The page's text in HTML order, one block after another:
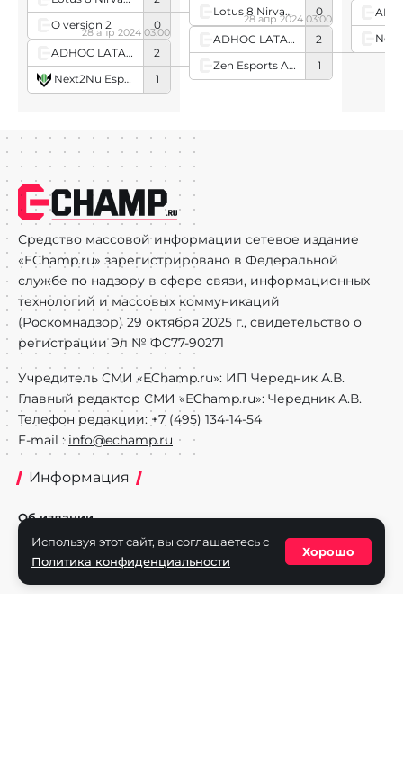
O version 2
0
ADHOC LATAM
2
Next2Nu Esports
1
28 апр 2024 03:00
Lotus 8 Nirvana
0
ADHOC LATAM
2
Zen Esports Academy
1
28 апр 2024 03:00
Средство массовой информации сетевое издание
«EChamp.ru» зарегистрировано в Федеральной
службе по надзору в сфере связи, информационных
технологий и массовых коммуникаций
(Роскомнадзор) 29 октября 2025 г., свидетельство о
регистрации Эл № ФС77-90271
Учредитель СМИ «EChamp.ru»: ИП Чередник А.В.
Главный редактор СМИ «EChamp.ru»: Чередник А.В.
Телефон редакции: +7 (495) 134-14-54
E-mail : info@echamp.ru
Информация
Об издании
Реклама на портале
Политика конфиденциальности
Используя этот сайт, вы соглашаетесь с
Политика конфиденциальности
Хорошо